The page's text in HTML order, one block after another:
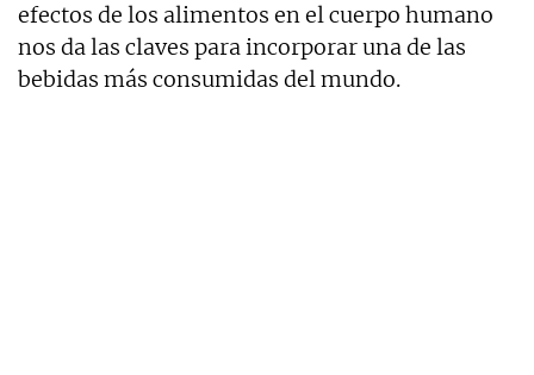
efectos de los alimentos en el cuerpo humano
nos da las claves para incorporar una de las
bebidas más consumidas del mundo.